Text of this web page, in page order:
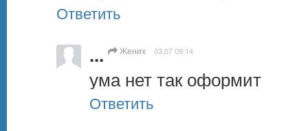
Ответить
... Жених 03.07 09:14
ума нет так оформит
Ответить